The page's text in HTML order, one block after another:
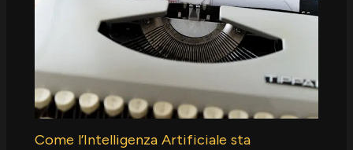
Come l’Intelligenza Artificiale sta